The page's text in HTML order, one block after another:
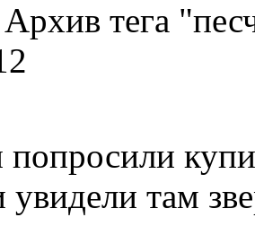
тега
попросили
увидели там